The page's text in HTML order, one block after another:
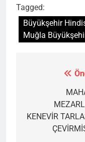
Tagged:
Büyükşehir
Muğla
gezinmesi
KENEVİR